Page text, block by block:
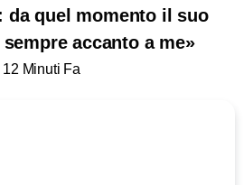
da quel momento il suo
accanto a me»
12 Minuti Fa